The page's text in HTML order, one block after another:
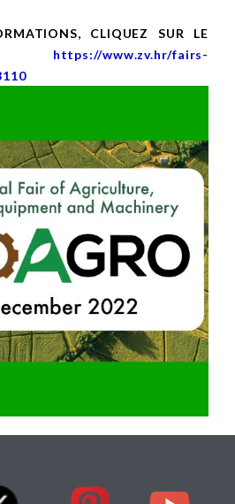
CLIQUEZ SUR LE
https://www.zv.hr/fairs-